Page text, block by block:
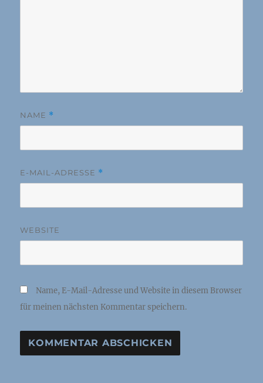
NAME *
E-MAIL-ADRESSE *
WEBSITE
Name, E-Mail-Adresse und Website in diesem Browser
für meinen nächsten Kommentar speichern.